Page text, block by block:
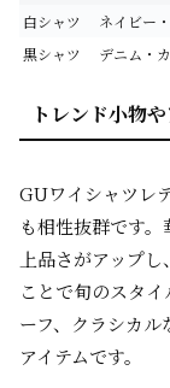
白シャツ
ネイビー
黒シャツ
デニム・
トレンド小物
GUワイシャツレ
も相性抜群です
上品さがアップ
ことで旬のスタ
ーフ、クラシカ
アイテムです。